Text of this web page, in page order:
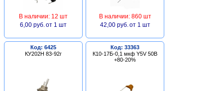
В наличии: 12 шт
6,00 руб. от 1 шт
В наличии: 860 шт
42,00 руб. от 1 шт
Код: 6425
КУ202Н 83-92г
Код: 33363
К10-17Б-0,1 мкф Y5V 50В
+80-20%